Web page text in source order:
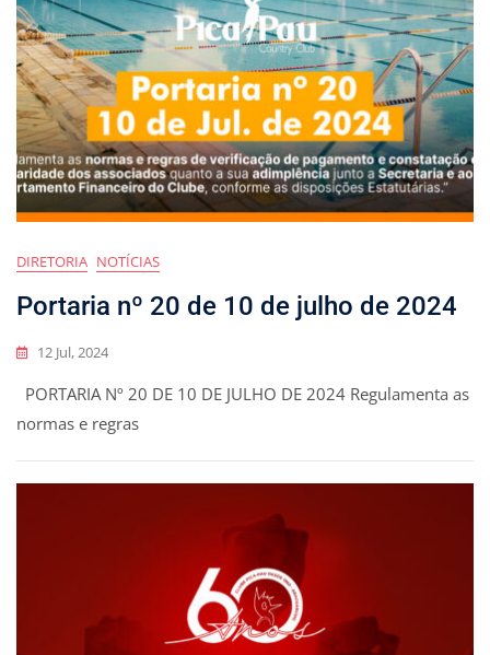
DIRETORIA NOTÍCIAS
Portaria nº 20 de 10 de julho de 2024
12 Jul, 2024
PORTARIA Nº 20 DE 10 DE JULHO DE 2024 Regulamenta as
normas e regras